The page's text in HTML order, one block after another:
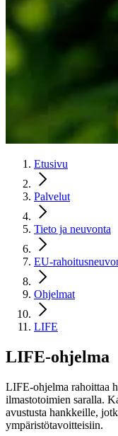
Etusivu
Palvelut
Tieto ja neuvonta
EU-
Ohjelmat
LIFE
LIFE-ohjelma
LIFE-ohjelma rahoittaa
ilmastotoimien saralla.
avustusta hankkeille,
ympäristötavoitteisiin.